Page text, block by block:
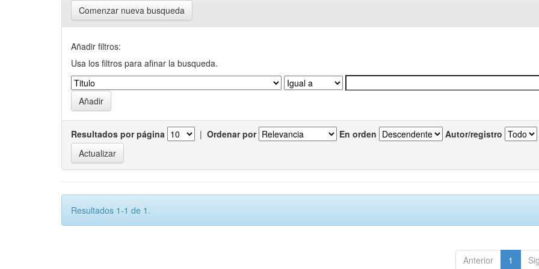
Comenzar nueva busqueda
Añadir filtros:
Usa los filtros para afinar la busqueda.
Resultados por página | Ordenar por En orden Autor/registro
Resultados 1-1 de 1.
Anterior 1